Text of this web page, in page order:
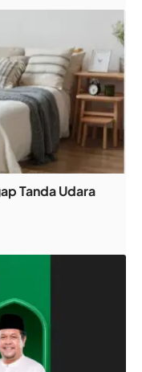
Tanda Udara